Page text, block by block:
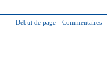
Début de page - Commentaires -